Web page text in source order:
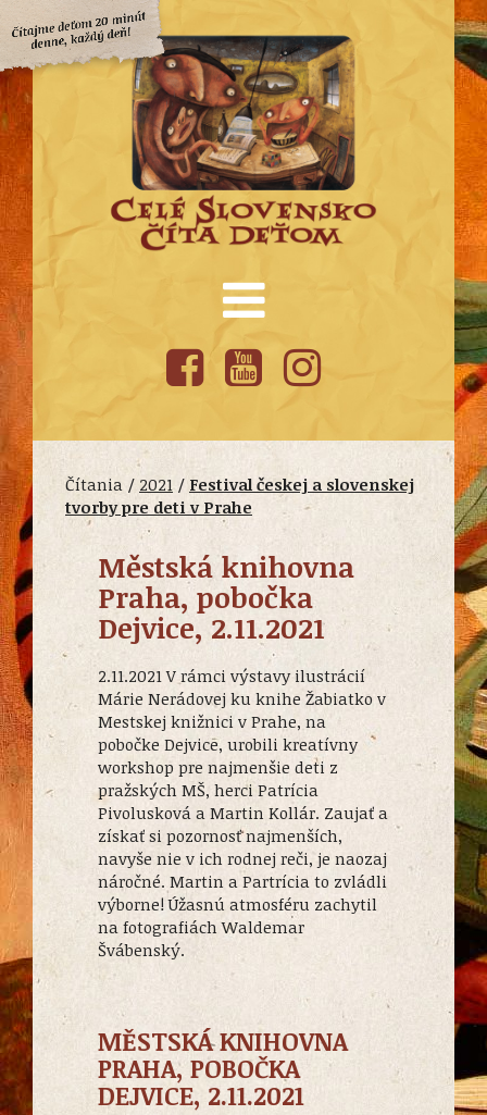
Čítania / 2021 / Festival českej a slovenskej
tvorby pre deti v Prahe
Městská knihovna
Praha, pobočka
Dejvice, 2.11.2021
2.11.2021 V rámci výstavy ilustrácií
Márie Nerádovej ku knihe Žabiatko v
Mestskej knižnici v Prahe, na
pobočke Dejvice, urobili kreatívny
workshop pre najmenšie deti z
pražských MŠ, herci Patrícia
Pivolusková a Martin Kollár. Zaujať a
získať si pozornosť najmenších,
navyše nie v ich rodnej reči, je naozaj
náročné. Martin a Partrícia to zvládli
výborne! Úžasnú atmosféru zachytil
na fotografiách Waldemar
Švábenský.
MĚSTSKÁ KNIHOVNA
PRAHA, POBOČKA
DEJVICE, 2.11.2021